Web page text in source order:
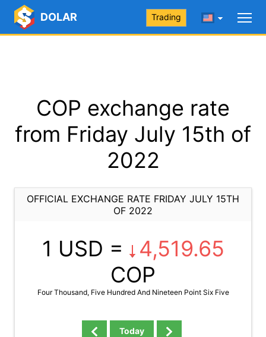
DOLAR Trading
COP exchange rate
from Friday July 15th of
2022
OFFICIAL EXCHANGE RATE FRIDAY JULY 15TH
OF 2022
1 USD =
4,519.65
COP
Four Thousand, Five Hundred And Nineteen Point Six Five
Today